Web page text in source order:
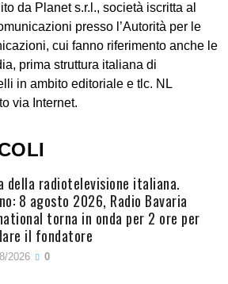
da Planet s.r.l., società iscritta al
presso l’Autorità per le
cui fanno riferimento anche le
prima struttura italiana di
in ambito editoriale e tlc. NL
via Internet.
della radiotelevisione italiana.
8 agosto 2026, Radio Bavaria
torna in onda per 2 ore per
il fondatore
2026 0